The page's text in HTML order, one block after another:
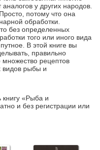
у других народов.
потому что она
обработки.
без определенных
того или иного вида
В этой книге вы
правильно
рецептов
видов рыбы и
«Рыба и
и без регистрации или